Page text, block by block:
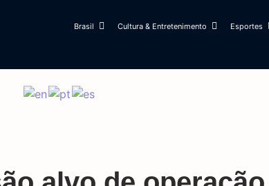
Brasil Cultura & Entretenimento Esportes